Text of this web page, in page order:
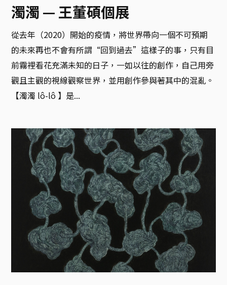
濁濁‬ — 王董碩個展
從去年（2020）開始的疫情，將世界帶向一個不可預期
的未來再也不會有所謂“回到過去”這樣子的事，只有目
前霧裡看花充滿未知的日子，一如以往的創作，自己用旁
觀且主觀的視線觀察世界，並用創作參與著其中的混亂。
【濁濁‭ ‬‭‬lô-lô ‭】是...